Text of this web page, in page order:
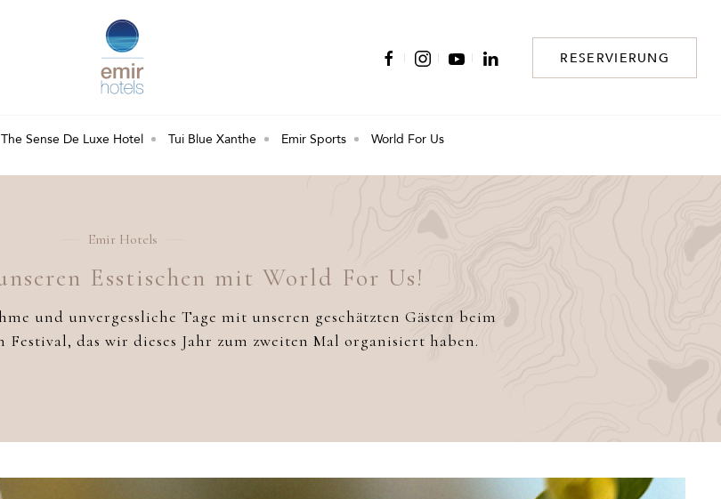
RESERVIERUNG
The Sense De Luxe Hotel Tui Blue Xanthe Emir Sports World For Us
Emir Hotels
Esstischen mit World For Us!
und unvergessliche Tage mit unseren geschätzten Gästen beim
das wir dieses Jahr zum zweiten Mal organisiert haben.